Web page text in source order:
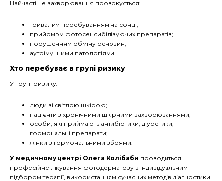
Найчастіше захворювання провокується:
тривалим перебуванням на сонці;
прийомом фотосенсибілізуючих препаратів;
порушенням обміну речовин;
аутоімунними патологіями.
Хто перебуває в групі ризику
У групі ризику:
люди зі світлою шкірою;
пацієнти з хронічними шкірними захворюваннями;
особи, які приймають антибіотики, діуретики,
гормональні препарати;
жінки з гормональними збоями.
У медичному центрі Олега Колібаби проводиться
професійне лікування фотодерматозу з індивідуальним
підбором терапії, використанням сучасних методів діагностики